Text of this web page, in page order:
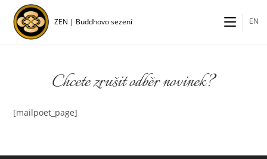
Přejít
obsahu
EN
ZEN | Buddhovo sezení
Chcete zrušit odběr novinek?
[mailpoet_page]